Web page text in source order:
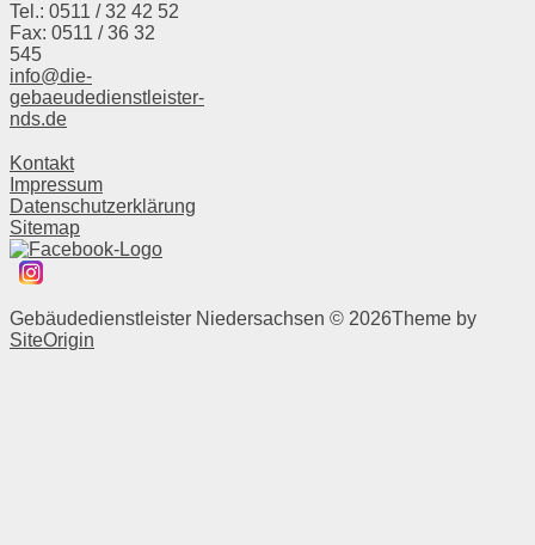
Tel.: 0511 / 32 42 52
Fax: 0511 / 36 32
545
info@die-
gebaeudedienstleister-
nds.de
Kontakt
Impressum
Datenschutzerklärung
Sitemap
Gebäudedienstleister Niedersachsen © 2026Theme by
SiteOrigin